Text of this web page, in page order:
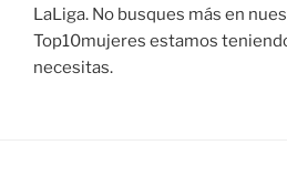
LaLiga. No busques más en
Top10mujeres estamos
necesitas.